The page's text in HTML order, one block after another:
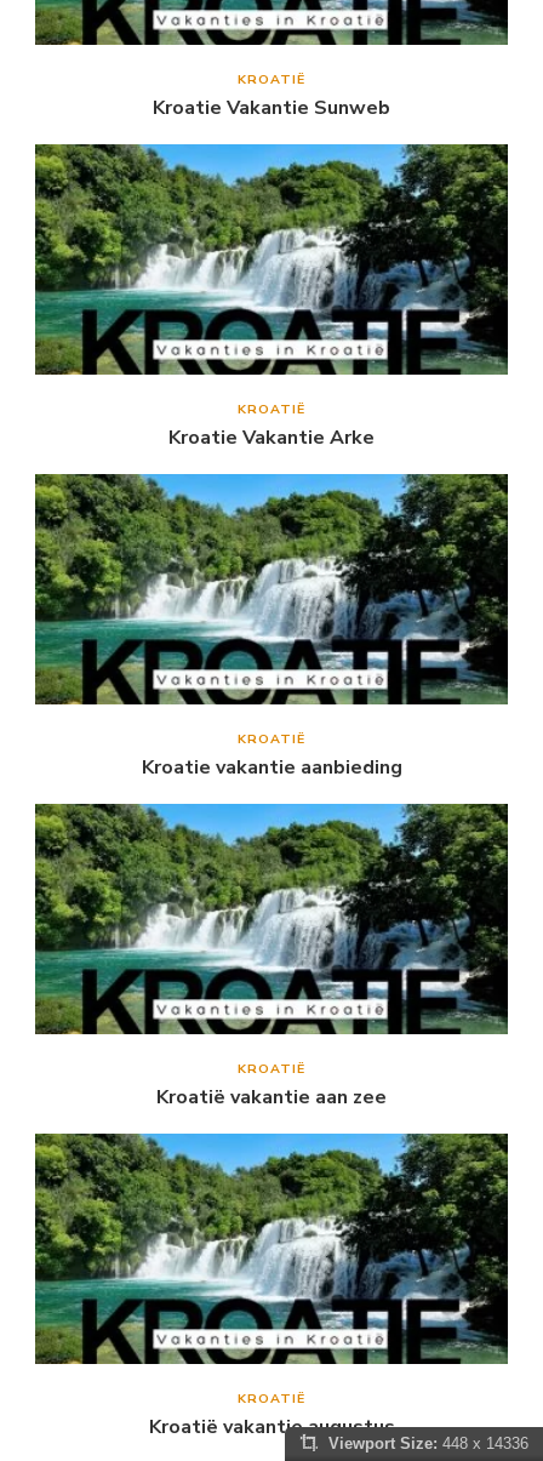
KROATIË
Kroatie Vakantie Sunweb
KROATIË
Kroatie Vakantie Arke
KROATIË
Kroatie vakantie aanbieding
KROATIË
Kroatië vakantie aan zee
KROATIË
Kroatië vakantie augustus
Viewport Size: 448 x 14336